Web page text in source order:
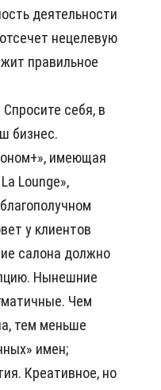
деятельности
нецелевую
правильное
себя, в
бизнес.
имеющая
Lounge»,
у клиентов
салона должно
Нынешние
Чем
тем меньше
имен;
Креативное, но